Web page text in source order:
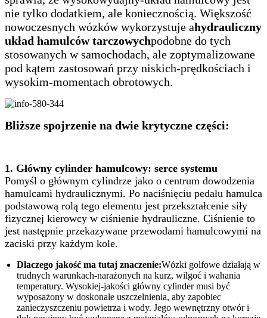
nie tylko dodatkiem, ale koniecznością. Większość
nowoczesnych wózków wykorzystuje ahydrauliczny
układ hamulców tarczowychpodobne do tych
stosowanych w samochodach, ale zoptymalizowane
pod kątem zastosowań przy niskich-prędkościach i
wysokim-momentach obrotowych.
Bliższe spojrzenie na dwie krytyczne części:
1. Główny cylinder hamulcowy: serce systemu
Pomyśl o głównym cylindrze jako o centrum dowodzenia
hamulcami hydraulicznymi. Po naciśnięciu pedału hamulca
podstawową rolą tego elementu jest przekształcenie siły
fizycznej kierowcy w ciśnienie hydrauliczne. Ciśnienie to
jest następnie przekazywane przewodami hamulcowymi na
zaciski przy każdym kole.
Dlaczego jakość ma tutaj znaczenie:Wózki golfowe działają w
trudnych warunkach-narażonych na kurz, wilgoć i wahania
temperatury. Wysokiej-jakości główny cylinder musi być
wyposażony w doskonałe uszczelnienia, aby zapobiec
zanieczyszczeniu powietrza i wody. Jego wewnętrzny otwór i